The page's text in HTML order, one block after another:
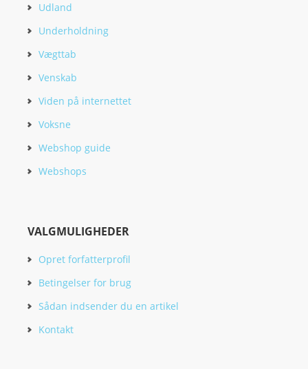
Udland
Underholdning
Vægttab
Venskab
Viden på internettet
Voksne
Webshop guide
Webshops
VALGMULIGHEDER
Opret forfatterprofil
Betingelser for brug
Sådan indsender du en artikel
Kontakt